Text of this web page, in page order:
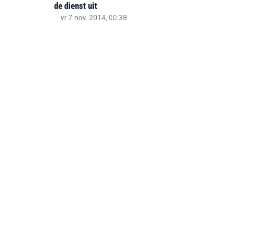
de dienst uit
vr 7 nov. 2014, 00:38